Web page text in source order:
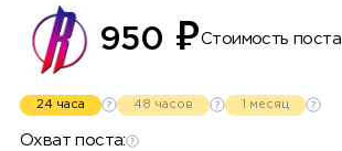
950 ₽Стоимость поста
24 часа 48 часов 1 месяц
Охват поста: